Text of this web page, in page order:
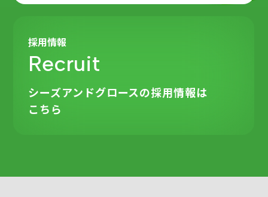
採用情報
Recruit
シーズアンドグロースの採用情報は
こちら